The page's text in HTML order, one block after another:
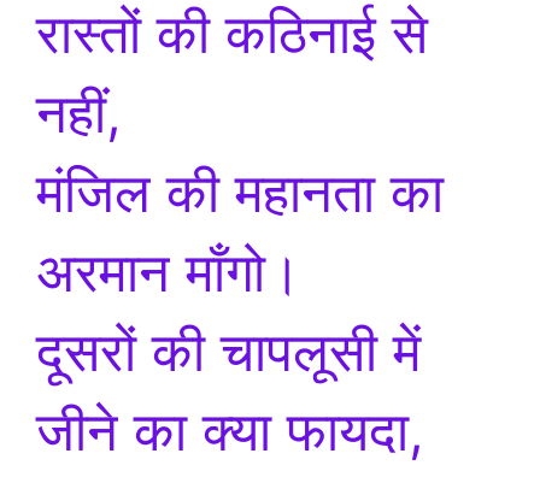
रास्तों की कठिनाई से
नहीं,
मंजिल की महानता का
अरमान माँगो।
दूसरों की चापलूसी में
जीने का क्या फायदा,